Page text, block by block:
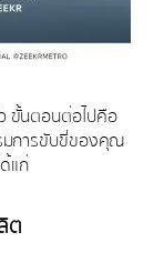
ขั้นตอนต่อไปคือ
มการขับขี่ของคุณ
แก่
ต